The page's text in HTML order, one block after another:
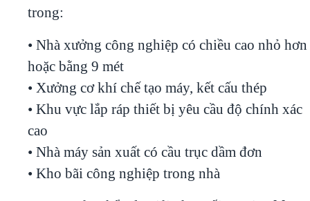
trong:
• Nhà xưởng công nghiệp có chiều cao nhỏ hơn
hoặc bằng 9 mét
• Xưởng cơ khí chế tạo máy, kết cấu thép
• Khu vực lắp ráp thiết bị yêu cầu độ chính xác
cao
• Nhà máy sản xuất có cầu trục dầm đơn
• Kho bãi công nghiệp trong nhà